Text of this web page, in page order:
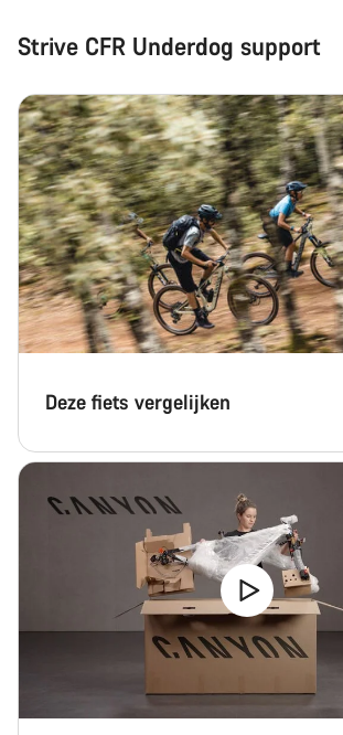
Strive CFR Underdog support
Deze fiets vergelijken
Heb je hulp nodig?
Onze deskundige medewerkers helpen
vragen.
Start Chat
Sluiten